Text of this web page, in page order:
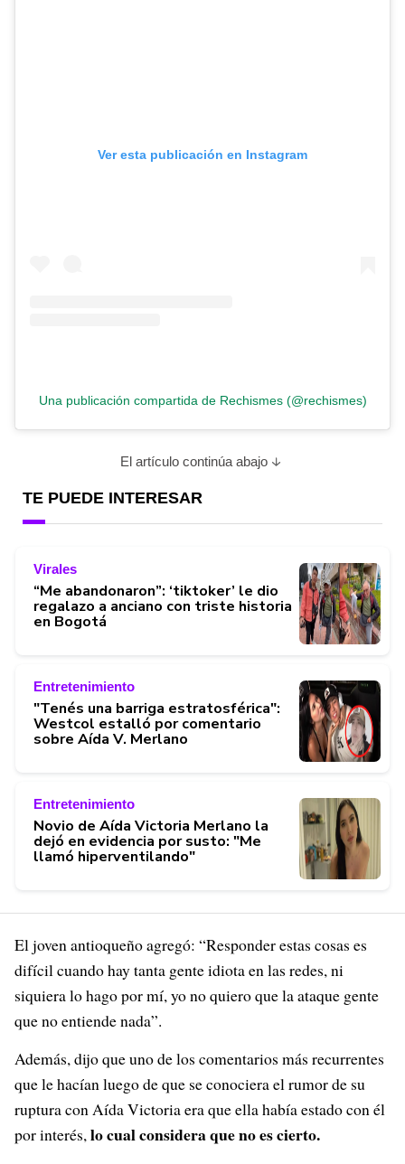
Ver esta publicación en Instagram
Una publicación compartida de Rechismes (@rechismes)
El artículo continúa abajo
TE PUEDE INTERESAR
Virales
“Me abandonaron”: ‘tiktoker’ le dio
regalazo a anciano con triste historia
en Bogotá
Entretenimiento
"Tenés una barriga estratosférica":
Westcol estalló por comentario
sobre Aída V. Merlano
Entretenimiento
Novio de Aída Victoria Merlano la
dejó en evidencia por susto: "Me
llamó hiperventilando"
El joven antioqueño agregó: “Responder estas cosas es
difícil cuando hay tanta gente idiota en las redes, ni
siquiera lo hago por mí, yo no quiero que la ataque gente
que no entiende nada”.
Además, dijo que uno de los comentarios más recurrentes
que le hacían luego de que se conociera el rumor de su
ruptura con Aída Victoria era que ella había estado con él
por interés,lo cual considera que no es cierto.